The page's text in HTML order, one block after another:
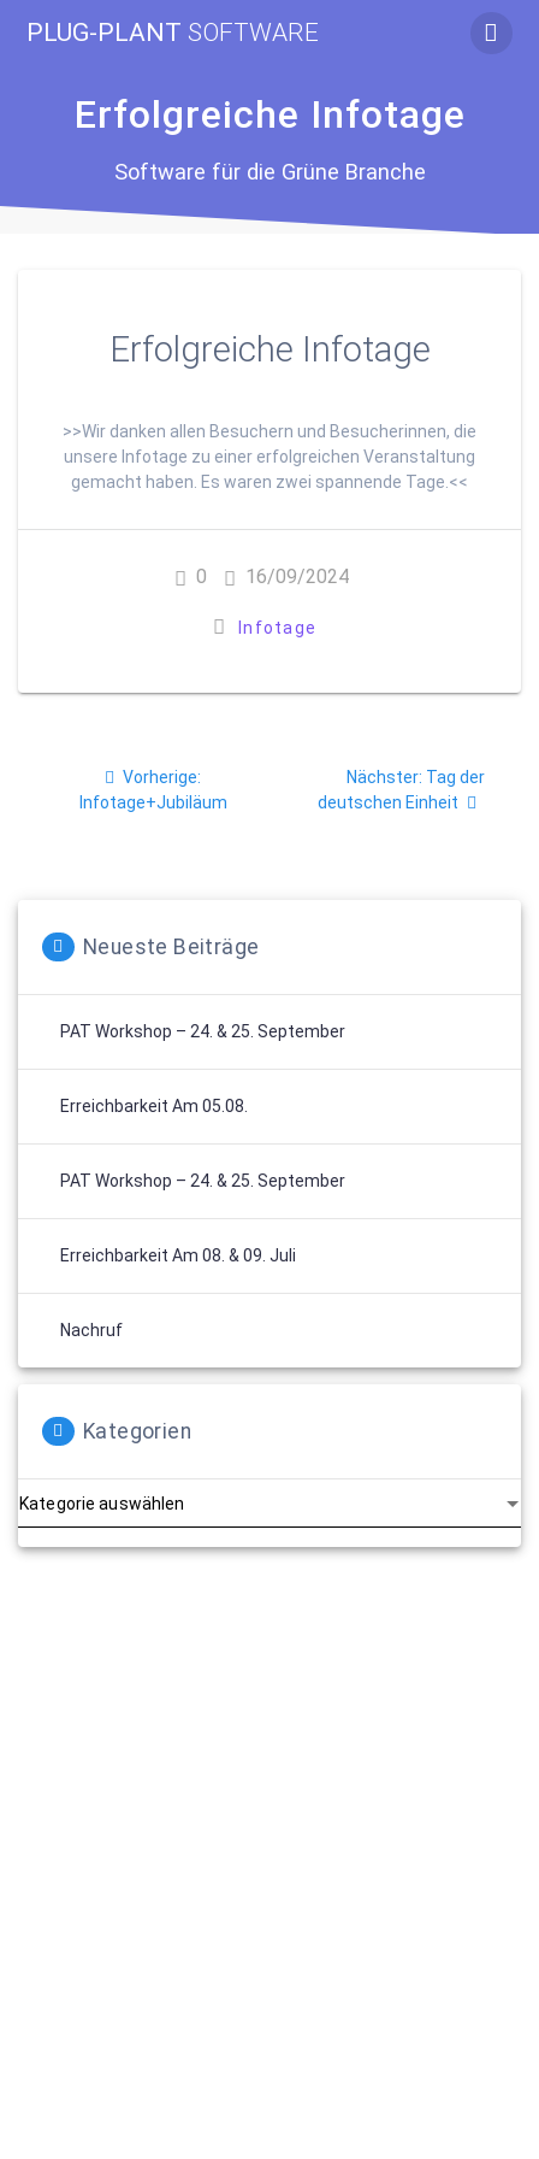
Inhalt
PLUG-PLANT SOFTWARE
Erfolgreiche Infotage
Software für die Grüne Branche
Erfolgreiche Infotage
>>Wir danken allen Besuchern und Besucherinnen, die
unsere Infotage zu einer erfolgreichen Veranstaltung
gemacht haben. Es waren zwei spannende Tage.<<
0 16/09/2024
Infotage
Vorherige:
Beitrag:
Infotage+Jubiläum
Nächster: Nächster
Beitrag:
Tag der
deutschen Einheit
Neueste Beiträge
PAT Workshop – 24. & 25. September
Erreichbarkeit Am 05.08.
PAT Workshop – 24. & 25. September
Erreichbarkeit Am 08. & 09. Juli
Nachruf
Kategorien